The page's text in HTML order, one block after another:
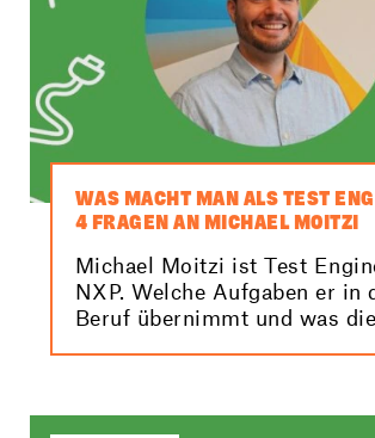
WAS MACHT MAN ALS TEST
4 FRAGEN AN MICHAEL MOITZI
Michael Moitzi ist Test
NXP. Welche Aufgaben er in
Beruf übernimmt und was